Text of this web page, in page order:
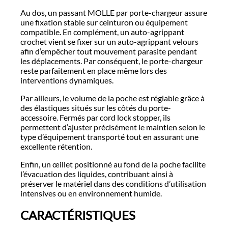
Au dos, un passant MOLLE par porte-chargeur assure
une fixation stable sur ceinturon ou équipement
compatible. En complément, un auto-agrippant
crochet vient se fixer sur un auto-agrippant velours
afin d’empêcher tout mouvement parasite pendant
les déplacements. Par conséquent, le porte-chargeur
reste parfaitement en place même lors des
interventions dynamiques.
Par ailleurs, le volume de la poche est réglable grâce à
des élastiques situés sur les côtés du porte-
accessoire. Fermés par cord lock stopper, ils
permettent d’ajuster précisément le maintien selon le
type d’équipement transporté tout en assurant une
excellente rétention.
Enfin, un œillet positionné au fond de la poche facilite
l’évacuation des liquides, contribuant ainsi à
préserver le matériel dans des conditions d’utilisation
intensives ou en environnement humide.
CARACTÉRISTIQUES